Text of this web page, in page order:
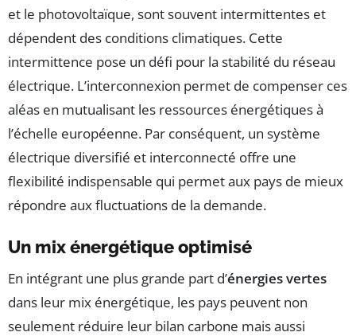
et le photovoltaïque, sont souvent intermittentes et
dépendent des conditions climatiques. Cette
intermittence pose un défi pour la stabilité du réseau
électrique. L’interconnexion permet de compenser ces
aléas en mutualisant les ressources énergétiques à
l’échelle européenne. Par conséquent, un système
électrique diversifié et interconnecté offre une
flexibilité indispensable qui permet aux pays de mieux
répondre aux fluctuations de la demande.
Un mix énergétique optimisé
En intégrant une plus grande part d’énergies vertes
dans leur mix énergétique, les pays peuvent non
seulement réduire leur bilan carbone mais aussi